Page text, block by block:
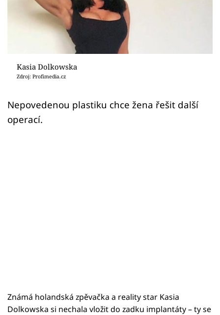
Sledujte prima+
Kasia Dolkowska
Zdroj: Profimedia.cz
Nepovedenou plastiku chce žena řešit další
operací.
Známá holandská zpěvačka a reality star Kasia
Dolkowska si nechala vložit do zadku implantáty – ty se